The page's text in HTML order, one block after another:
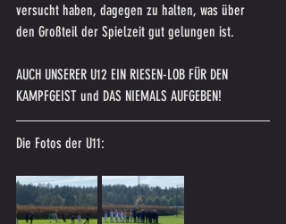
versucht haben, dagegen zu halten, was über
den Großteil der Spielzeit gut gelungen ist.
AUCH UNSERER U12 EIN RIESEN-LOB FÜR DEN
KAMPFGEIST und DAS NIEMALS AUFGEBEN!
Die Fotos der U11: